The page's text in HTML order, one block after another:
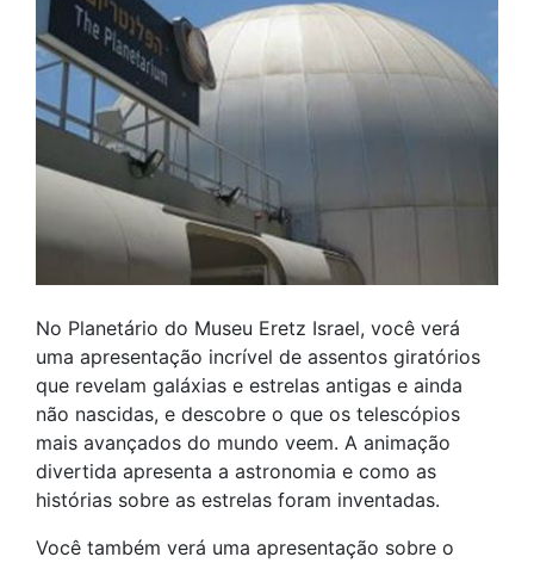
No Planetário do Museu Eretz Israel, você verá
uma apresentação incrível de assentos giratórios
que revelam galáxias e estrelas antigas e ainda
não nascidas, e descobre o que os telescópios
mais avançados do mundo veem. A animação
divertida apresenta a astronomia e como as
histórias sobre as estrelas foram inventadas.
Você também verá uma apresentação sobre o